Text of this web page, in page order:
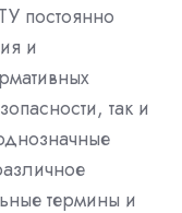
постоянно
и
так и
термины и